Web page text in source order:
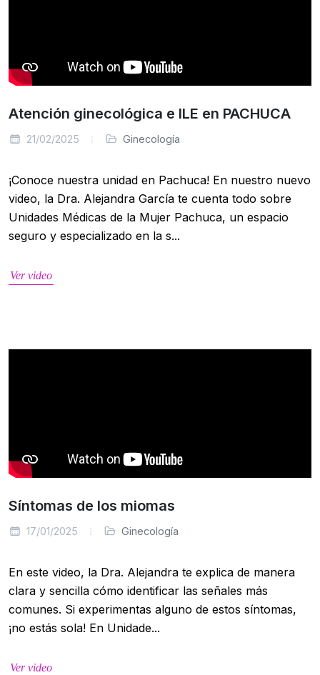
Atención ginecológica e ILE en PACHUCA
21/02/2025 Ginecología
¡Conoce nuestra unidad en Pachuca! En nuestro nuevo
video, la Dra. Alejandra García te cuenta todo sobre
Unidades Médicas de la Mujer Pachuca, un espacio
seguro y especializado en la s...
Ver video
Síntomas de los miomas
17/01/2025 Ginecología
En este video, la Dra. Alejandra te explica de manera
clara y sencilla cómo identificar las señales más
comunes. Si experimentas alguno de estos síntomas,
¡no estás sola! En Unidade...
Ver video